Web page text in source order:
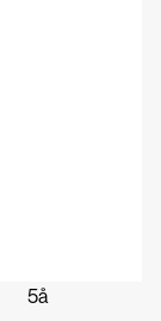
5å